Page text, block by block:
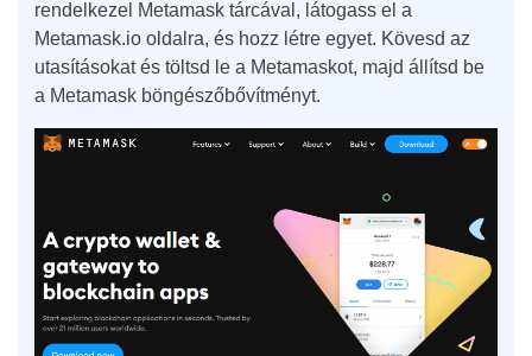
rendelkezel Metamask tárcával, látogass el a
Metamask.io oldalra, és hozz létre egyet. Kövesd az
utasításokat és töltsd le a Metamaskot, majd állítsd be
a Metamask böngészőbővítményt.